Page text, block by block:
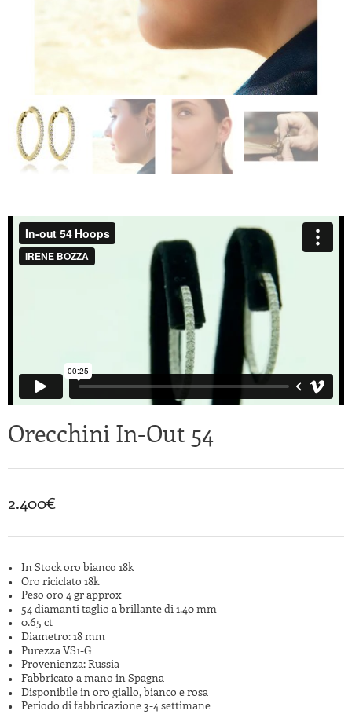
Orecchini In-Out 54
2.400€
In Stock oro bianco 18k
Oro riciclato 18k
Peso oro 4 gr approx
54 diamanti taglio a brillante di 1.40 mm
0.65 ct
Diametro: 18 mm
Purezza VS1-G
Provenienza: Russia
Fabbricato a mano in Spagna
Disponibile in oro giallo, bianco e rosa
Periodo di fabbricazione 3-4 settimane